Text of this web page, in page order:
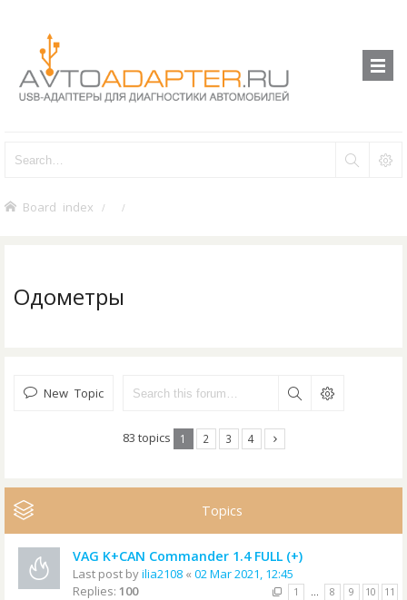
Board index
Одометры
New Topic
83 topics 1 2 3 4
Topics
VAG K+CAN Commander 1.4 FULL (+)
Last post byilia2108 « 02 Mar 2021, 12:45
Replies: 100 1 … 8 9 10 11